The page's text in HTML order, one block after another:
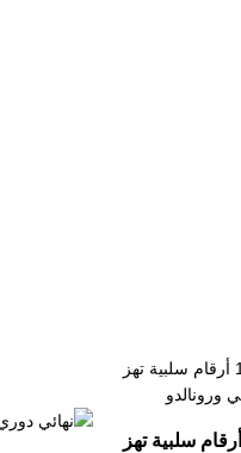
أرقام سلبية تهز